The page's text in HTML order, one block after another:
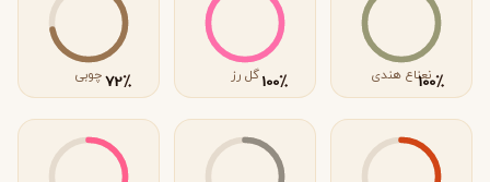
٪100
نعناع هندی 100
72